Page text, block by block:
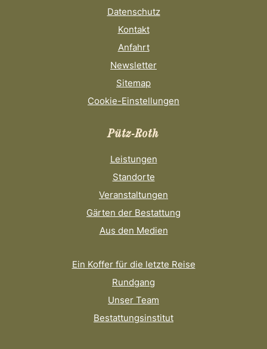
Datenschutz
Kontakt
Anfahrt
Newsletter
Sitemap
Cookie-Einstellungen
Pütz-Roth
Leistungen
Standorte
Veranstaltungen
Gärten der Bestattung
Aus den Medien
Ein Koffer für die letzte Reise
Rundgang
Unser Team
Bestattungsinstitut